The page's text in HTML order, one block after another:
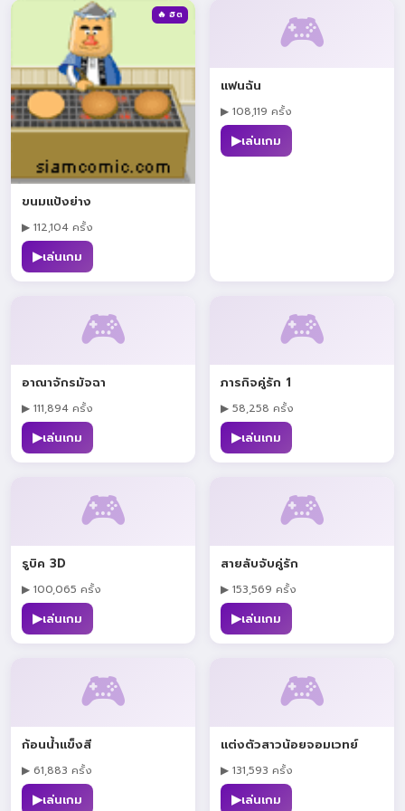
🔥 ฮิต
ขนมแป้งย่าง
▶ 112,104 ครั้ง
▶เล่นเกม
🎮
แฟนฉัน
▶ 108,119 ครั้ง
▶เล่นเกม
🎮
อาณาจักรมัจฉา
▶ 111,894 ครั้ง
▶เล่นเกม
🎮
ภารกิจคู่รัก 1
▶ 58,258 ครั้ง
▶เล่นเกม
🎮
รูบิค 3D
▶ 100,065 ครั้ง
▶เล่นเกม
🎮
สายลับจับคู่รัก
▶ 153,569 ครั้ง
▶เล่นเกม
🎮
ก้อนน้ำแข็งสี
▶ 61,883 ครั้ง
▶เล่นเกม
🎮
แต่งตัวสาวน้อยจอมเวทย์
▶ 131,593 ครั้ง
▶เล่นเกม